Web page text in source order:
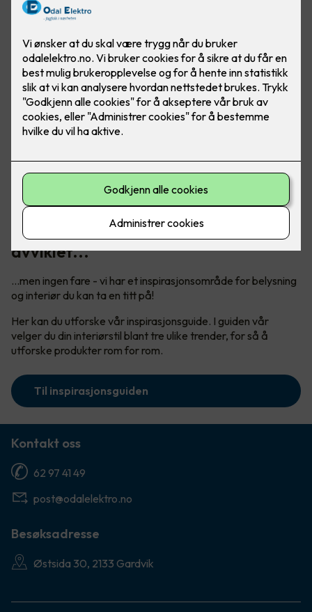
Vårt digitale showroom er dessverre
avviklet...
...men ingen fare - vi har et inspirasjonsområde for belysning
og interiør du kan ta en titt på!
Her kan du utforske vår inspirasjonsguide. I guiden vår
velger du din interiørstil blant tre ulike trender, for så å
utforske produkter rom for rom.
Til inspirasjonsguiden
Kontakt oss
62 97 41 49
post@odalelektro.no
Besøksadresse
Østsida 30, 2133 Gardvik